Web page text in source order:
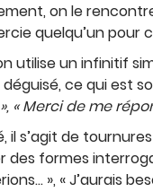
on le
quelqu’un pour
utilise un infinitif
ce qui est
« Merci de me
il s’agit de
des formes
», « J’aurais